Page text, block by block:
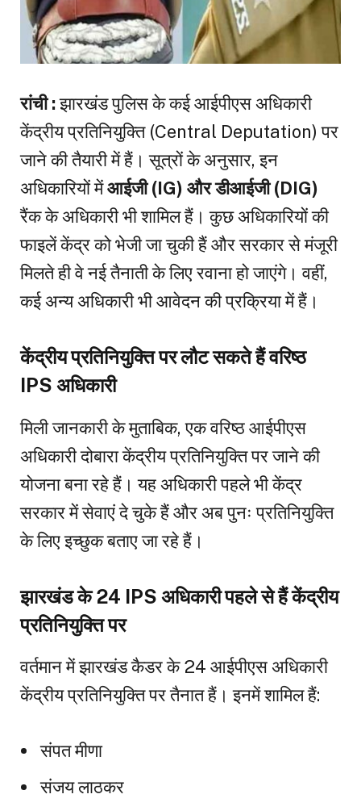
रांची :झारखंड पुलिस के कई आईपीएस अधिकारी
केंद्रीय प्रतिनियुक्ति (Central Deputation) पर
जाने की तैयारी में हैं। सूत्रों के अनुसार, इन
अधिकारियों मेंआईजी (IG) और डीआईजी (DIG)
रैंक के अधिकारी भी शामिल हैं। कुछ अधिकारियों की
फाइलें केंद्र को भेजी जा चुकी हैं और सरकार से मंजूरी
मिलते ही वे नई तैनाती के लिए रवाना हो जाएंगे। वहीं,
कई अन्य अधिकारी भी आवेदन की प्रक्रिया में हैं।
केंद्रीय प्रतिनियुक्ति पर लौट सकते हैं वरिष्ठ
IPS अधिकारी
मिली जानकारी के मुताबिक, एक वरिष्ठ आईपीएस
अधिकारी दोबारा केंद्रीय प्रतिनियुक्ति पर जाने की
योजना बना रहे हैं। यह अधिकारी पहले भी केंद्र
सरकार में सेवाएं दे चुके हैं और अब पुनः प्रतिनियुक्ति
के लिए इच्छुक बताए जा रहे हैं।
झारखंड के 24 IPS अधिकारी पहले से हैं केंद्रीय
प्रतिनियुक्ति पर
वर्तमान में झारखंड कैडर के 24 आईपीएस अधिकारी
केंद्रीय प्रतिनियुक्ति पर तैनात हैं। इनमें शामिल हैं:
संपत मीणा
संजय लाठकर